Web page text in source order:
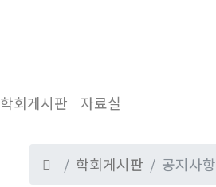
학회게시판 자료실
학회게시판 공지사항